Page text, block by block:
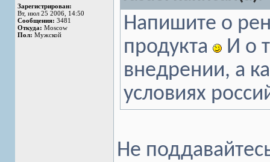
Зарегистрирован:
Вт, июл 25 2006, 14:50
Сообщения: 3481
Откуда: Moscow
Пол: Мужской
Напишите о
продукта
И о
внедрении, а
условиях
Не